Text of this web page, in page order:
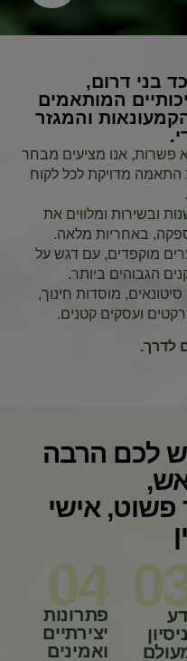
בני דרום,
המותאמים
והמגזר
פשרות, אנו מציעים מבחר
התאמה מדויקת לכל לקוח
ובשירות ומלווים את
באחריות מלאה.
כולל מעל 100 מוצרים מוקפדים, עם דגש על
הגבוהים ביותר.
מוסדות חינוך,
ועסקים קטנים.
לדרך.
לכם הרבה
פשוט, אישי
04
פתרונות
יצירתיים
ואמינים